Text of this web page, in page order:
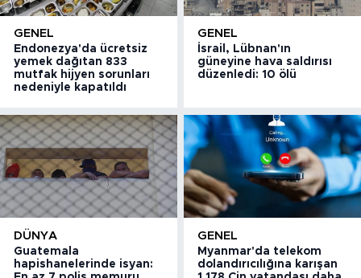
GENEL
Endonezya'da ücretsiz
yemek dağıtan 833
mutfak hijyen sorunları
nedeniyle kapatıldı
GENEL
İsrail, Lübnan'ın
güneyine hava saldırısı
düzenledi: 10 ölü
DÜNYA
Guatemala
hapishanelerinde isyan:
GENEL
Myanmar'da telekom
dolandırıcılığına karışan